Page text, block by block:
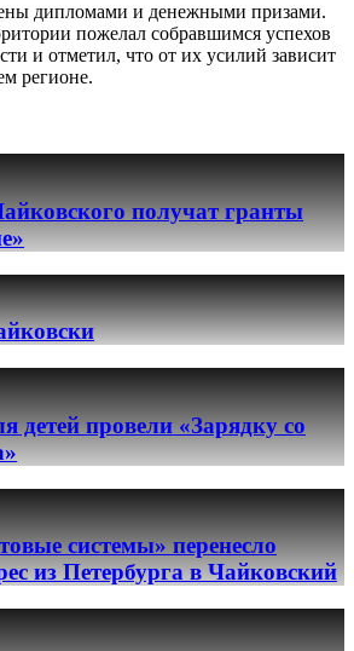
дипломами и денежными призами.
пожелал собравшимся успехов
и отметил, что от их усилий зависит
регионе.
получат гранты
детей провели «Зарядку со
системы» перенесло
из Петербурга в Чайковский